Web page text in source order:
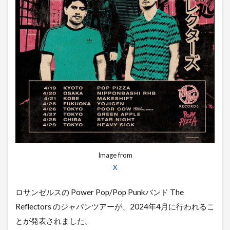
Image from
X
ロサンゼルスの Power Pop/Pop Punkバンド The
Reflectors のジャパンツアーが、2024年4月に行われるこ
とが発表されました。